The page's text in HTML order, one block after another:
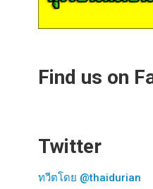
Find us on
Twitter
ทวีตโดย @thaidurian